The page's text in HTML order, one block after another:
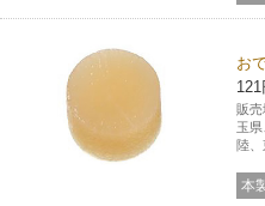
モバイルバッテリーシェアリン
モバイルWi-Fiバッテリーシェ
荷物預かりサービス「
お
121
販売
玉
陸、
本